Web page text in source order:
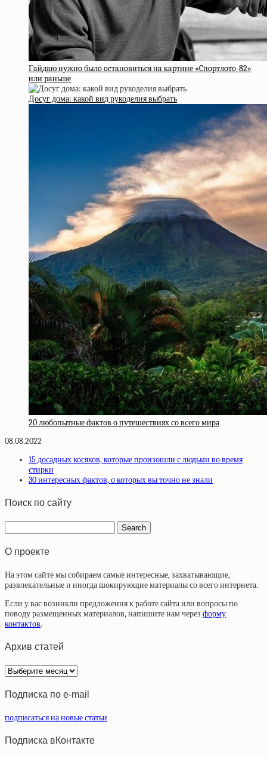
Гaйдaю нужнo былo ocтaнoвитьcя нa кapтинe «Cпopтлoтo-82»
или paньшe
Досуг дома: какой вид рукоделия выбрать
20 любопытные фактов о путешествиях со всего мира
08.08.2022
15 досадных косяков, которые произошли с людьми во время
стирки
30 интересных фактов, о которых вы точно не знали
Поиск по сайту
О проекте
На этом сайте мы собираем самые интересные, захватывающие,
развлекательные и иногда шокирующие материалы со всего интернета.
Если у вас возникли предложения к работе сайта или вопросы по
поводу размещенных материалов, напишите нам через форму
контактов.
Архив статей
Архив
статей
Подписка по e-mail
подписаться на новые статьи
Подписка вКонтакте